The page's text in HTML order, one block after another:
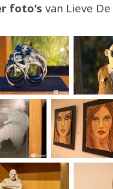
foto's van Lieve